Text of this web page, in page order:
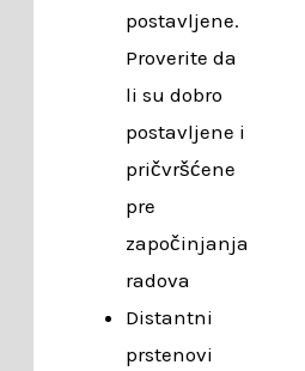
postavljene.
Proverite da
li su dobro
postavljene i
pričvršćene
pre
započinjanja
radova
Distantni
prstenovi